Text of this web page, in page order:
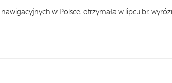
w Polsce, otrzymała w lipcu br.